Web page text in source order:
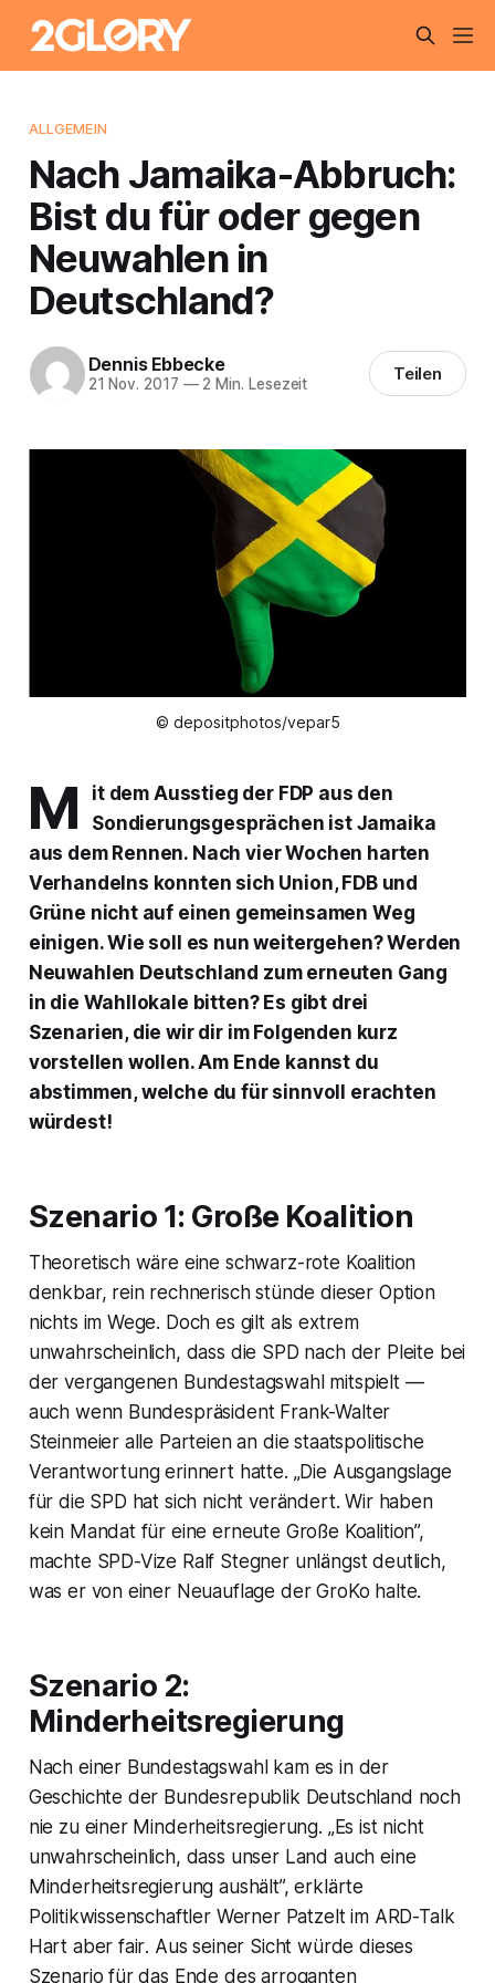
ALLGEMEIN
Nach Jamaika-Abbruch:
Bist du für oder gegen
Neuwahlen in
Deutschland?
Dennis Ebbecke
21 Nov. 2017 —2 Min. Lesezeit Teilen
© depositphotos/vepar5
M
it dem Ausstieg der FDP aus den
Sondierungsgesprächen ist Jamaika
aus dem Rennen. Nach vier Wochen harten
Verhandelns konnten sich Union, FDB und
Grüne nicht auf einen gemeinsamen Weg
einigen. Wie soll es nun weitergehen? Werden
Neuwahlen Deutschland zum erneuten Gang
in die Wahllokale bitten? Es gibt drei
Szenarien, die wir dir im Folgenden kurz
vorstellen wollen. Am Ende kannst du
abstimmen, welche du für sinnvoll erachten
würdest!
Szenario 1: Große Koalition
Theoretisch wäre eine schwarz-rote Koalition
denkbar, rein rechnerisch stünde dieser Option
nichts im Wege. Doch es gilt als extrem
unwahrscheinlich, dass die SPD nach der Pleite bei
der vergangenen Bundestagswahl mitspielt —
auch wenn Bundespräsident Frank-Walter
Steinmeier alle Parteien an die staatspolitische
Verantwortung erinnert hatte. „Die Ausgangslage
für die SPD hat sich nicht verändert. Wir haben
kein Mandat für eine erneute Große Koalition”,
machte SPD-Vize Ralf Stegner unlängst deutlich,
was er von einer Neuauflage der GroKo halte.
Szenario 2:
Minderheitsregierung
Nach einer Bundestagswahl kam es in der
Geschichte der Bundesrepublik Deutschland noch
nie zu einer Minderheitsregierung. „Es ist nicht
unwahrscheinlich, dass unser Land auch eine
Minderheitsregierung aushält”, erklärte
Politikwissenschaftler Werner Patzelt im ARD-Talk
Hart aber fair. Aus seiner Sicht würde dieses
Szenario für das Ende des arroganten